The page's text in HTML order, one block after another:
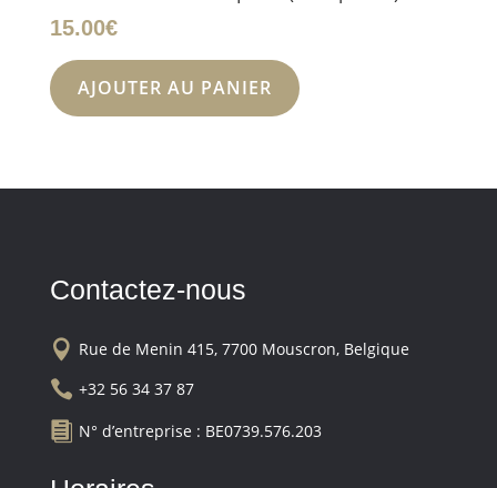
15.00€
AJOUTER AU PANIER
Contactez-nous
 Rue de Menin 415, 7700 Mouscron, Belgique
 +32 56 34 37 87
 N° d’entreprise : BE0739.576.203